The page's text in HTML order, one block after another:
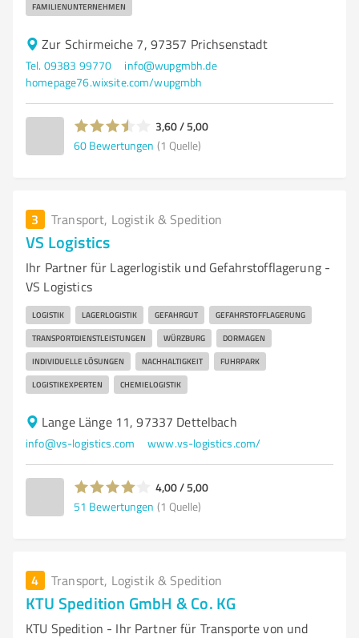
FAMILIENUNTERNEHMEN
Zur Schirmeiche 7, 97357 Prichsenstadt
Tel. 09383 99770
info@wupgmbh.de
homepage76.wixsite.com/wupgmbh
3,60 / 5,00
60 Bewertungen (1 Quelle)
3 Transport, Logistik & Spedition
VS Logistics
Ihr Partner für Lagerlogistik und Gefahrstofflagerung -
VS Logistics
LOGISTIK LAGERLOGISTIK GEFAHRGUT GEFAHRSTOFFLAGERUNG
TRANSPORTDIENSTLEISTUNGEN WÜRZBURG DORMAGEN
INDIVIDUELLE LÖSUNGEN NACHHALTIGKEIT FUHRPARK
LOGISTIKEXPERTEN CHEMIELOGISTIK
Lange Länge 11, 97337 Dettelbach
info@vs-logistics.com www.vs-logistics.com/
4,00 / 5,00
51 Bewertungen (1 Quelle)
4 Transport, Logistik & Spedition
KTU Spedition GmbH & Co. KG
KTU Spedition - Ihr Partner für Transporte von und